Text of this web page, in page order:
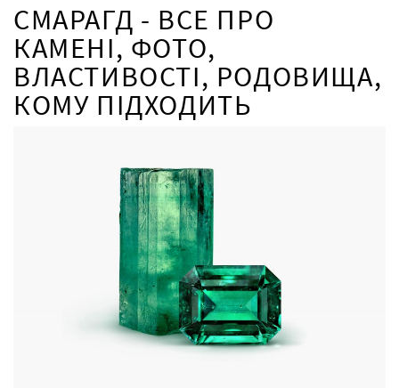
СМАРАГД - ВСЕ ПРО
КАМЕНІ, ФОТО,
ВЛАСТИВОСТІ, РОДОВИЩА,
КОМУ ПІДХОДИТЬ